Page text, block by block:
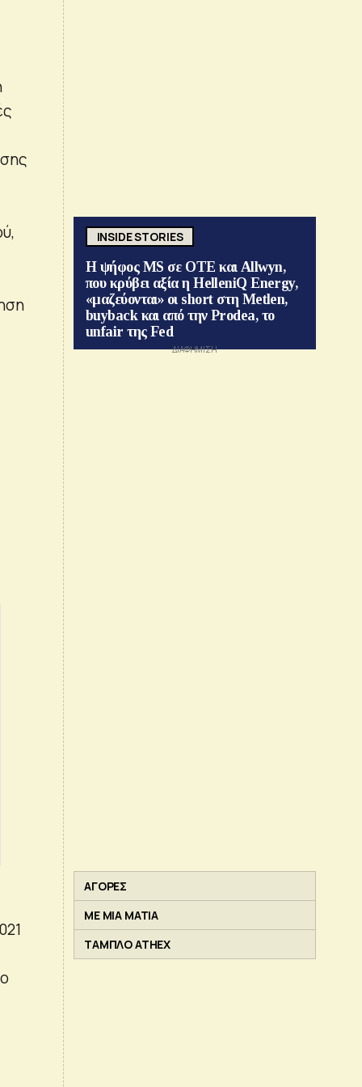
INSIDE STORIES
Η ψήφος MS σε ΟΤΕ και Allwyn,
που κρύβει αξία η HelleniQ Energy,
«μαζεύονται» οι short στη Metlen,
buyback και από την Prodea, το
unfair της Fed
ΑΓΟΡΕΣ
ΜΕ ΜΙΑ ΜΑΤΙΑ
ΤΑΜΠΛΟ ATHEX